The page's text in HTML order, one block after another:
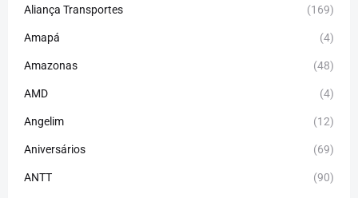
Aliança Transportes (169)
Amapá (4)
Amazonas (48)
AMD (4)
Angelim (12)
Aniversários (69)
ANTT (90)